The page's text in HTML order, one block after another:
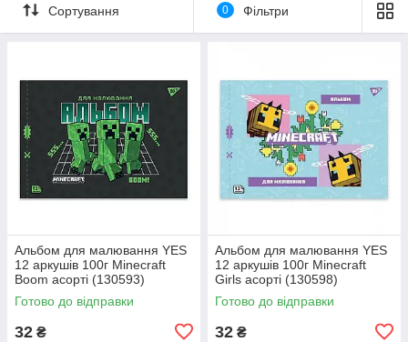
Сортування 0 Фільтри
Альбом для малювання YES
12 аркушів 100г Minecraft
Boom асорті (130593)
Готово до відправки
32 ₴
Альбом для малювання YES
12 аркушів 100г Minecraft
Girls асорті (130598)
Готово до відправки
32 ₴